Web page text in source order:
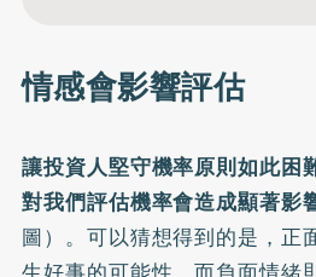
情感會影響評估
讓投資人堅守機率原則如此困
對我們評估機率會造成顯著影
圖）。可以猜想得到的是，正